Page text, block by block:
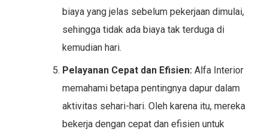
biaya yang jelas sebelum pekerjaan dimulai,
sehingga tidak ada biaya tak terduga di
kemudian hari.
Pelayanan Cepat dan Efisien: Alfa Interior
memahami betapa pentingnya dapur dalam
aktivitas sehari-hari. Oleh karena itu, mereka
bekerja dengan cepat dan efisien untuk